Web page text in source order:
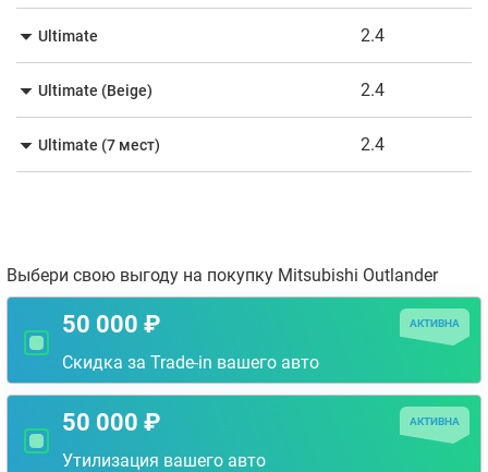
Ultimate 2.4
Ultimate (Beige) 2.4
Ultimate (7 мест) 2.4
Выбери свою выгоду на покупку Mitsubishi Outlander
50 000 ₽
Скидка за Trade-in вашего авто
АКТИВНА
50 000 ₽
Утилизация вашего авто
АКТИВНА